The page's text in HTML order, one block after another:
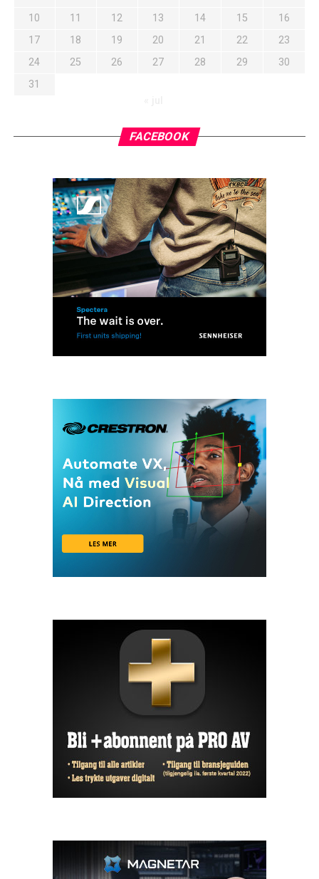
10
11 12 13 14 15
16
17
18 19 20 21 22
23
24
25 26 27 28 29
30
31
FACEBOOK